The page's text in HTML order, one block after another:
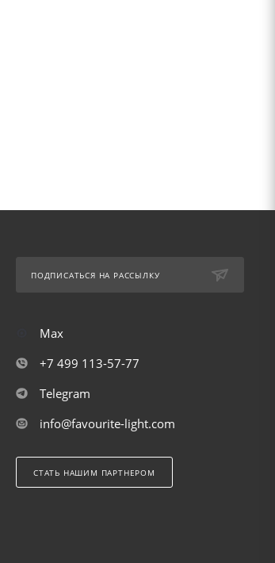
ПОДПИСАТЬСЯ НА РАССЫЛКУ
Max
+7 499 113-57-77
Telegram
info@favourite-light.com
СТАТЬ НАШИМ ПАРТНЕРОМ